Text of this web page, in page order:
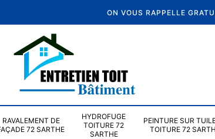
ON VOUS RAPPELLE
RAVALEMENT DE
72 SARTHE
HYDROFUGE
TOITURE 72
SARTHE
PEINTURE SUR
TOITURE 72